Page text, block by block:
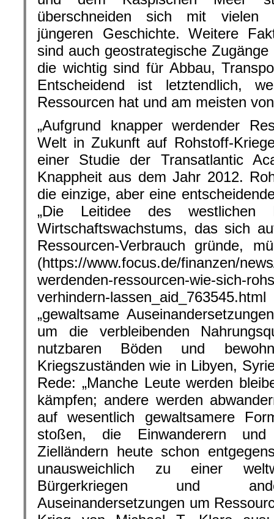
überschneiden sich mit vielen
jüngeren Geschichte. Weitere
sind auch geostrategische
die wichtig sind für Abbau,
Entscheidend ist letztendlich,
Ressourcen hat und am meisten
„Aufgrund knapper werdender
Welt in Zukunft auf Rohstoff-
einer Studie der Transatlantic
Knappheit aus dem Jahr 2012.
die einzige, aber eine
„Die Leitidee des westlichen
Wirtschaftswachstums, das sich
Ressourcen-Verbrauch gründe,
(https://www.focus.de/finanzen/
werdenden-ressourcen-wie-sich-
verhindern-
„gewaltsame
um die verbleibenden
nutzbaren Böden und
Kriegszuständen wie in Libyen,
Rede: „Manche Leute werden
kämpfen; andere werden
auf wesentlich gewaltsamere
stoßen, die Einwanderern
Zielländern heute schon
unausweichlich zu einer
Bürgerkriegen und
Auseinandersetzungen um